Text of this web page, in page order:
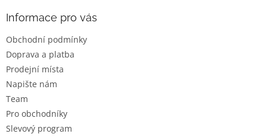
Informace pro vás
Obchodní podmínky
Doprava a platba
Prodejní místa
Napište nám
Team
Pro obchodníky
Slevový program